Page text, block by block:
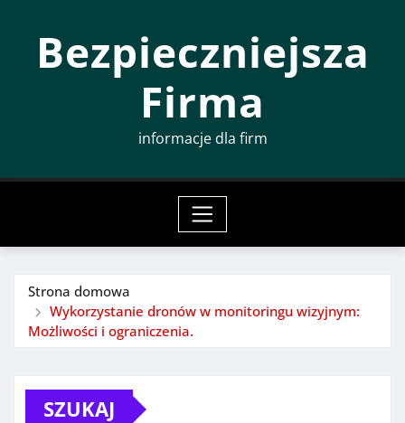
Bezpieczniejsza
Firma
informacje dla firm
Strona domowa
Wykorzystanie dronów w monitoringu wizyjnym:
Możliwości i ograniczenia.
SZUKAJ